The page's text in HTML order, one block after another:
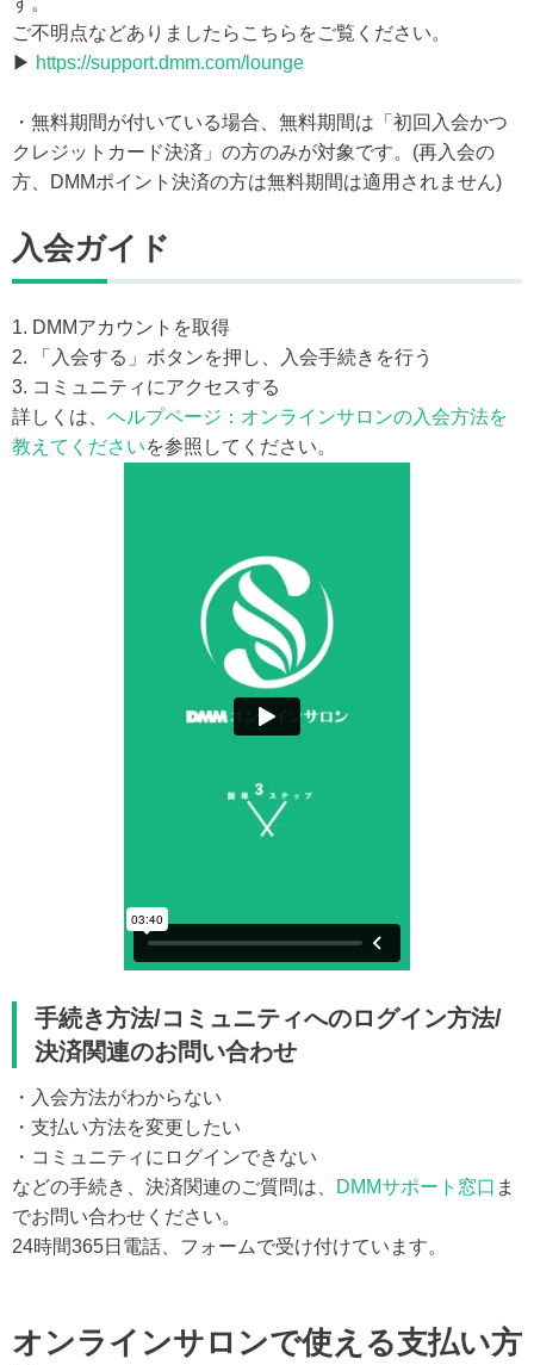
ご不明点などありましたらこちらをご覧ください。
▶ https://support.dmm.com/lounge
・無料期間が付いている場合、無料期間は「初回入会かつ
クレジットカード決済」の方のみが対象です。(再入会の
方、DMMポイント決済の方は無料期間は適用されません)
入会ガイド
1. DMMアカウントを取得
2. 「入会する」ボタンを押し、入会手続きを行う
3. コミュニティにアクセスする
詳しくは、 ヘルプページ：オンラインサロンの入会方法を
教えてくださいを参照してください。
手続き方法/コミュニティへのログイン方法/
決済関連のお問い合わせ
・入会方法がわからない
・支払い方法を変更したい
・コミュニティにログインできない
などの手続き、決済関連のご質問は、
DMMサポート窓口 ま
でお問い合わせください。
24時間365日電話、フォームで受け付けています。
オンラインサロンで使える支払い方